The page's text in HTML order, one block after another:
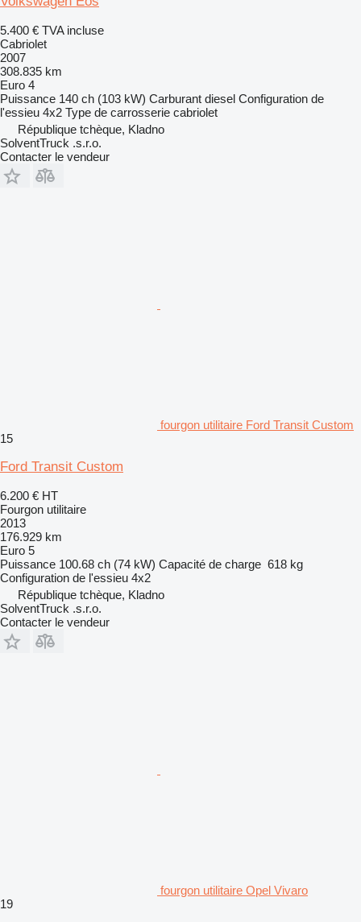
5.400 € TVA incluse
Cabriolet
2007
308.835 km
Euro 4
Puissance 140 ch (103 kW) Carburant diesel Configuration de
l'essieu 4x2 Type de carrosserie cabriolet
République tchèque, Kladno
SolventTruck .s.r.o.
Contacter le vendeur
fourgon utilitaire Ford Transit Custom
15
Ford Transit Custom
6.200 € HT
Fourgon utilitaire
2013
176.929 km
Euro 5
Puissance 100.68 ch (74 kW) Capacité de charge 618 kg
Configuration de l'essieu 4x2
République tchèque, Kladno
SolventTruck .s.r.o.
Contacter le vendeur
fourgon utilitaire Opel Vivaro
19